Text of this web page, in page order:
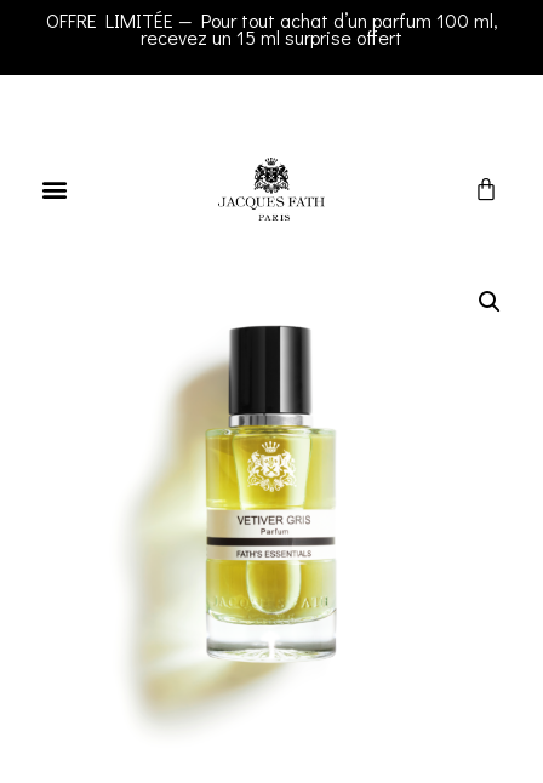
OFFRE LIMITÉE — Pour tout achat d’un parfum 100 ml,
recevez un 15 ml surprise offert